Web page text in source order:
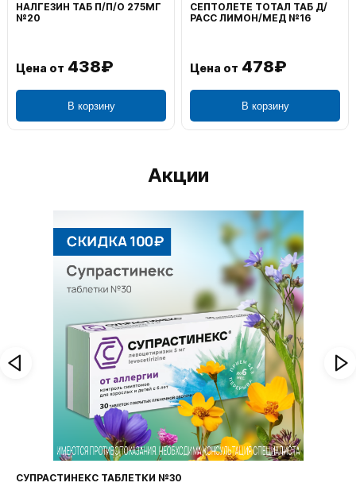
ВОЛЬТАРЕН ЭМУЛЬГЕЛЬ
НАРУЖ 2% 100Г
Цена от1 106₽
В корзину
ФЕНИСТИЛ ГЕЛЬ НАРУЖ
0,1% 50Г
Цена от749₽
В корзину
Акции
ФАРИНГОСЕПТ ТАБЛЕТКИ №20